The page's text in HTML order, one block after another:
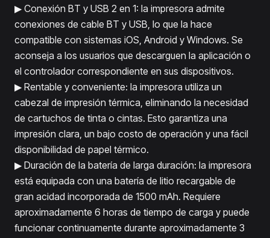
▶ Conexión BT y USB 2 en 1: la impresora admite
conexiones de cable BT y USB, lo que la hace
compatible con sistemas iOS, Android y Windows. Se
aconseja a los usuarios que descarguen la aplicación o
el controlador correspondiente en sus dispositivos.
▶ Rentable y conveniente: la impresora utiliza un
cabezal de impresión térmica, eliminando la necesidad
de cartuchos de tinta o cintas. Esto garantiza una
impresión clara, un bajo costo de operación y una fácil
disponibilidad de papel térmico.
▶ Duración de la batería de larga duración: la impresora
está equipada con una batería de litio recargable de
gran acidad incorporada de 1500 mAh. Requiere
aproximadamente 6 horas de tiempo de carga y puede
funcionar continuamente durante aproximadamente 3